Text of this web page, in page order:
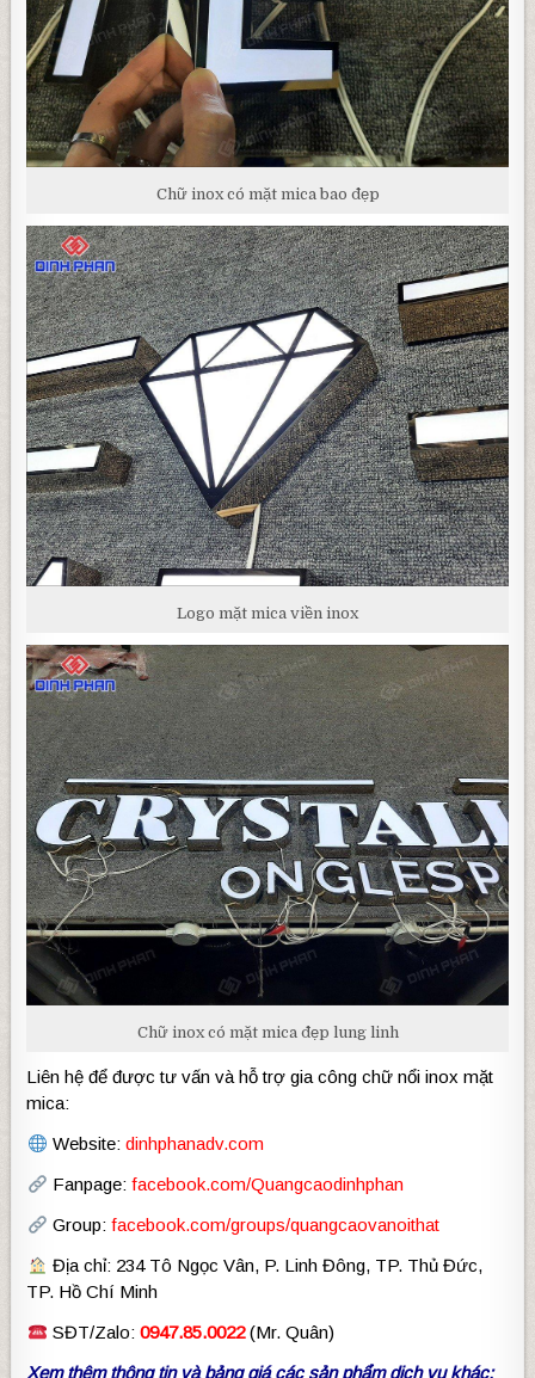
Chữ inox có mặt mica bao đẹp
Logo mặt mica viền inox
Chữ inox có mặt mica đẹp lung linh
Liên hệ để được tư vấn và hỗ trợ gia công chữ nổi inox mặt
mica:
Website: dinhphanadv.com
Fanpage: facebook.com/Quangcaodinhphan
Group: facebook.com/groups/quangcaovanoithat
Địa chỉ: 234 Tô Ngọc Vân, P. Linh Đông, TP. Thủ Đức,
TP. Hồ Chí Minh
SĐT/Zalo: 0947.85.0022(Mr. Quân)
Xem thêm thông tin và bảng giá các sản phẩm dịch vụ khác: